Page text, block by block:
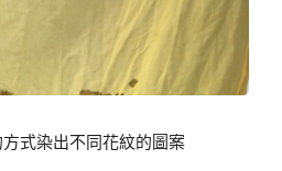
式染出不同花紋的圖案